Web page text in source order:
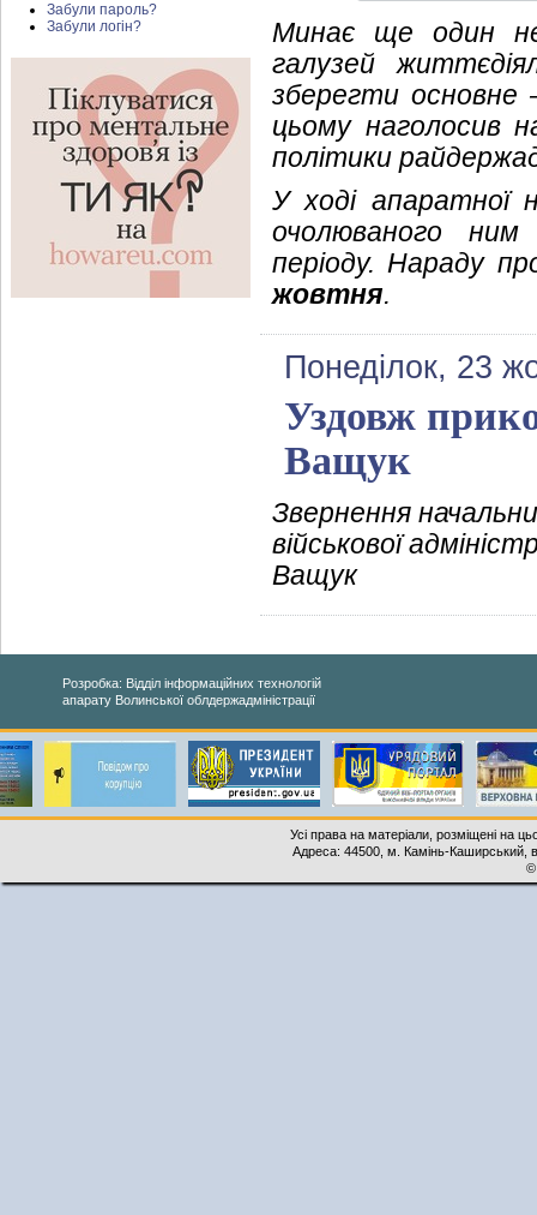
Забули пароль?
Забули логін?
Минає ще один
галузей
зберегти основне
цьому наголосив
політики
У ході апаратної
очолюваного ним
періоду. Нараду
жовтня.
Понеділок, 23
Уздовж
Ващук
Звернення
військової
Ващук
Розробка: Відділ інформаційних технологій
апарату Волинської облдержадміністрації
Усі права на матеріали, розміщені на
Адреса: 44500, м. Камінь-Каширський,
©